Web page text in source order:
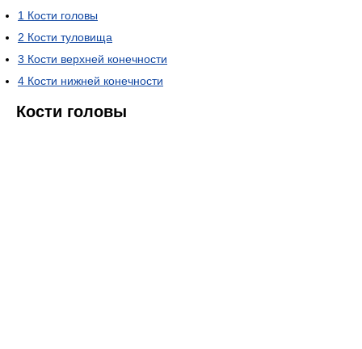
1 Кости головы
2 Кости туловища
3 Кости верхней конечности
4 Кости нижней конечности
Кости головы